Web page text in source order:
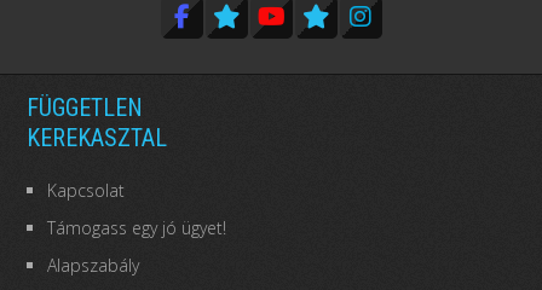
FÜGGETLEN
KEREKASZTAL
Kapcsolat
Támogass egy jó ügyet!
Alapszabály